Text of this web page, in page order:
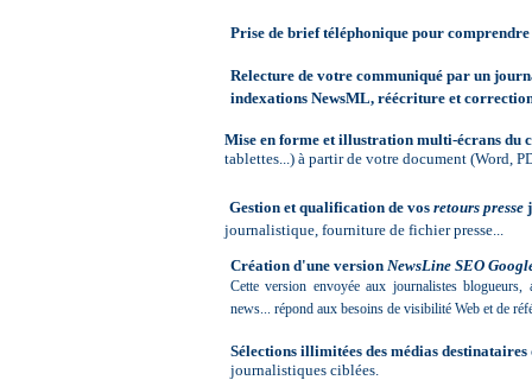
Prise de brief téléphonique pour
Relecture de votre communiqué par un
indexations NewsML, réécriture et
Mise en forme et illustration multi-écrans du
tablettes...) à partir de votre document (Word,
Gestion et qualification de vos retours presse
journalistique, fourniture de fichier presse...
Création d'une version NewsLine SEO
Cette version envoyée aux journalistes
news... répond aux besoins de visibilité Web et de
Sélections illimitées des médias destinataires
journalistiques ciblées.